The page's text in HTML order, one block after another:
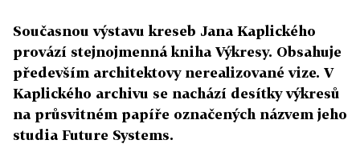
Současnou výstavu kreseb Jana Kaplického
provází stejnojmenná kniha Výkresy. Obsahuje
především architektovy nerealizované vize. V
Kaplického archivu se nachází desítky výkresů
na průsvitném papíře označených názvem jeho
studia Future Systems.